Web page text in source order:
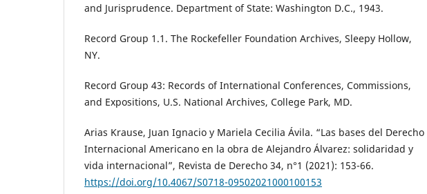
and Jurisprudence. Department of State: Washington D.C., 1943.
Record Group 1.1. The Rockefeller Foundation Archives, Sleepy Hollow,
NY.
Record Group 43: Records of International Conferences, Commissions,
and Expositions, U.S. National Archives, College Park, MD.
Arias Krause, Juan Ignacio y Mariela Cecilia Ávila. “Las bases del Derecho
Internacional Americano en la obra de Alejandro Álvarez: solidaridad y
vida internacional”, Revista de Derecho 34, n°1 (2021): 153-66.
https://doi.org/10.4067/S0718-09502021000100153